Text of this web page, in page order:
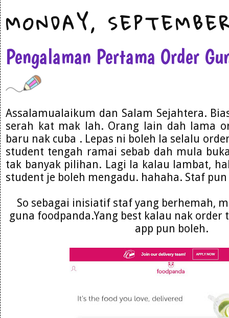
MONDAY,
Pengalaman Pertama Order
Assalamualaikum dan Salam Sejahtera.
serah kat mak lah. Orang lain dah lama
baru nak cuba . Lepas ni boleh la selalu
student tengah ramai sebab dah mula
tak banyak pilihan. Lagi la kalau lambat,
student je boleh mengadu. hahaha. Staf
So sebagai inisiatif staf yang berhemah,
guna foodpanda.Yang best kalau nak
app pun boleh.